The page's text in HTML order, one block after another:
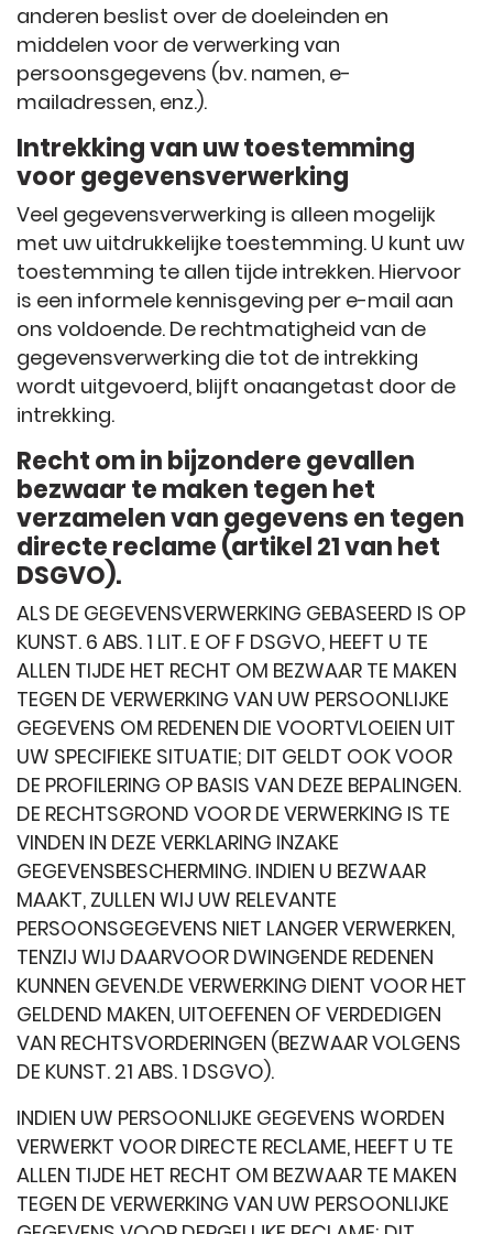
anderen beslist over de doeleinden en
middelen voor de verwerking van
persoonsgegevens (bv. namen, e-
mailadressen, enz.).
Intrekking van uw toestemming
voor gegevensverwerking
Veel gegevensverwerking is alleen mogelijk
met uw uitdrukkelijke toestemming. U kunt uw
toestemming te allen tijde intrekken. Hiervoor
is een informele kennisgeving per e-mail aan
ons voldoende. De rechtmatigheid van de
gegevensverwerking die tot de intrekking
wordt uitgevoerd, blijft onaangetast door de
intrekking.
Recht om in bijzondere gevallen
bezwaar te maken tegen het
verzamelen van gegevens en tegen
directe reclame (artikel 21 van het
DSGVO).
ALS DE GEGEVENSVERWERKING GEBASEERD IS OP
KUNST. 6 ABS. 1 LIT. E OF F DSGVO, HEEFT U TE
ALLEN TIJDE HET RECHT OM BEZWAAR TE MAKEN
TEGEN DE VERWERKING VAN UW PERSOONLIJKE
GEGEVENS OM REDENEN DIE VOORTVLOEIEN UIT
UW SPECIFIEKE SITUATIE; DIT GELDT OOK VOOR
DE PROFILERING OP BASIS VAN DEZE BEPALINGEN.
DE RECHTSGROND VOOR DE VERWERKING IS TE
VINDEN IN DEZE VERKLARING INZAKE
GEGEVENSBESCHERMING. INDIEN U BEZWAAR
MAAKT, ZULLEN WIJ UW RELEVANTE
PERSOONSGEGEVENS NIET LANGER VERWERKEN,
TENZIJ WIJ DAARVOOR DWINGENDE REDENEN
KUNNEN GEVEN.DE VERWERKING DIENT VOOR HET
GELDEND MAKEN, UITOEFENEN OF VERDEDIGEN
VAN RECHTSVORDERINGEN (BEZWAAR VOLGENS
DE KUNST. 21 ABS. 1 DSGVO).
INDIEN UW PERSOONLIJKE GEGEVENS WORDEN
VERWERKT VOOR DIRECTE RECLAME, HEEFT U TE
ALLEN TIJDE HET RECHT OM BEZWAAR TE MAKEN
TEGEN DE VERWERKING VAN UW PERSOONLIJKE